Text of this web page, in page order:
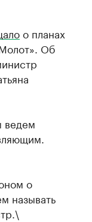
о планах
Об
ведем
о
называть